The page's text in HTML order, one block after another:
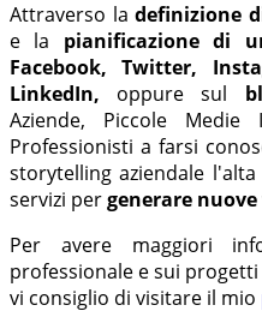
Attraverso ladefinizione
e la pianificazione di
Facebook,
Twitter,
LinkedIn, oppure sul
Aziende, Piccole
Professionisti a farsi
storytelling aziendale
servizi pergenerare
Per avere maggiori
professionale e sui
vi consiglio di visitare il mio